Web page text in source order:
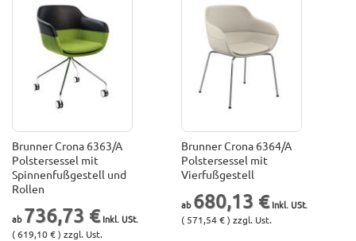
Brunner Crona 6363/A
Polstersessel mit
Spinnenfußgestell und
Rollen
736,73 €
( 619,10 € ) zzgl. Ust.
Brunner Crona 6364/A
Polstersessel mit
Vierfußgestell
680,13 €
( 571,54 € ) zzgl. Ust.